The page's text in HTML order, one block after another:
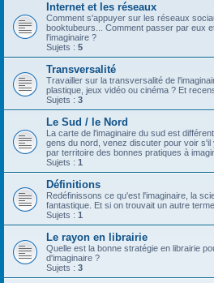
Internet et les réseaux
Comment s'appuyer sur les réseaux
booktubeurs... Comment passer par eux
l'imaginaire ?
Sujets : 5
Transversalité
Travailler sur la transversalité de
plastique, jeux vidéo ou cinéma ? Et
Sujets : 3
Le Sud / le Nord
La carte de l'imaginaire du sud est
gens du nord, venez discuter pour voir
par territoire des bonnes pratiques à
Sujets : 1
Définitions
Redéfinissons ce qu'est l'imaginaire, la
fantastique. Et si on trouvait un autre
Sujets : 1
Le rayon en librairie
Quelle est la bonne stratégie en librairie
d'imaginaire ?
Sujets : 3